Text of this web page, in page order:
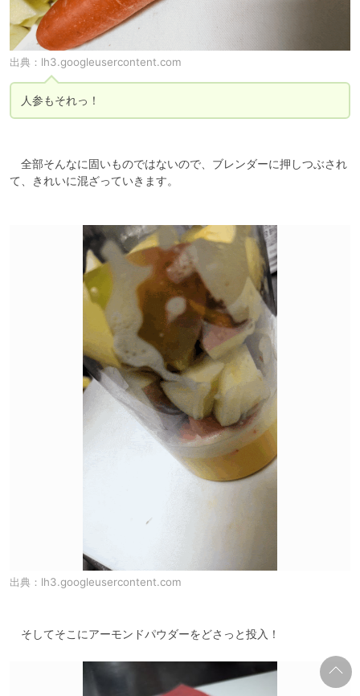
出典： lh3.googleusercontent.com
人参もそれっ！
全部そんなに固いものではないので、ブレンダーに押しつぶされ
て、きれいに混ざっていきます。
出典： lh3.googleusercontent.com